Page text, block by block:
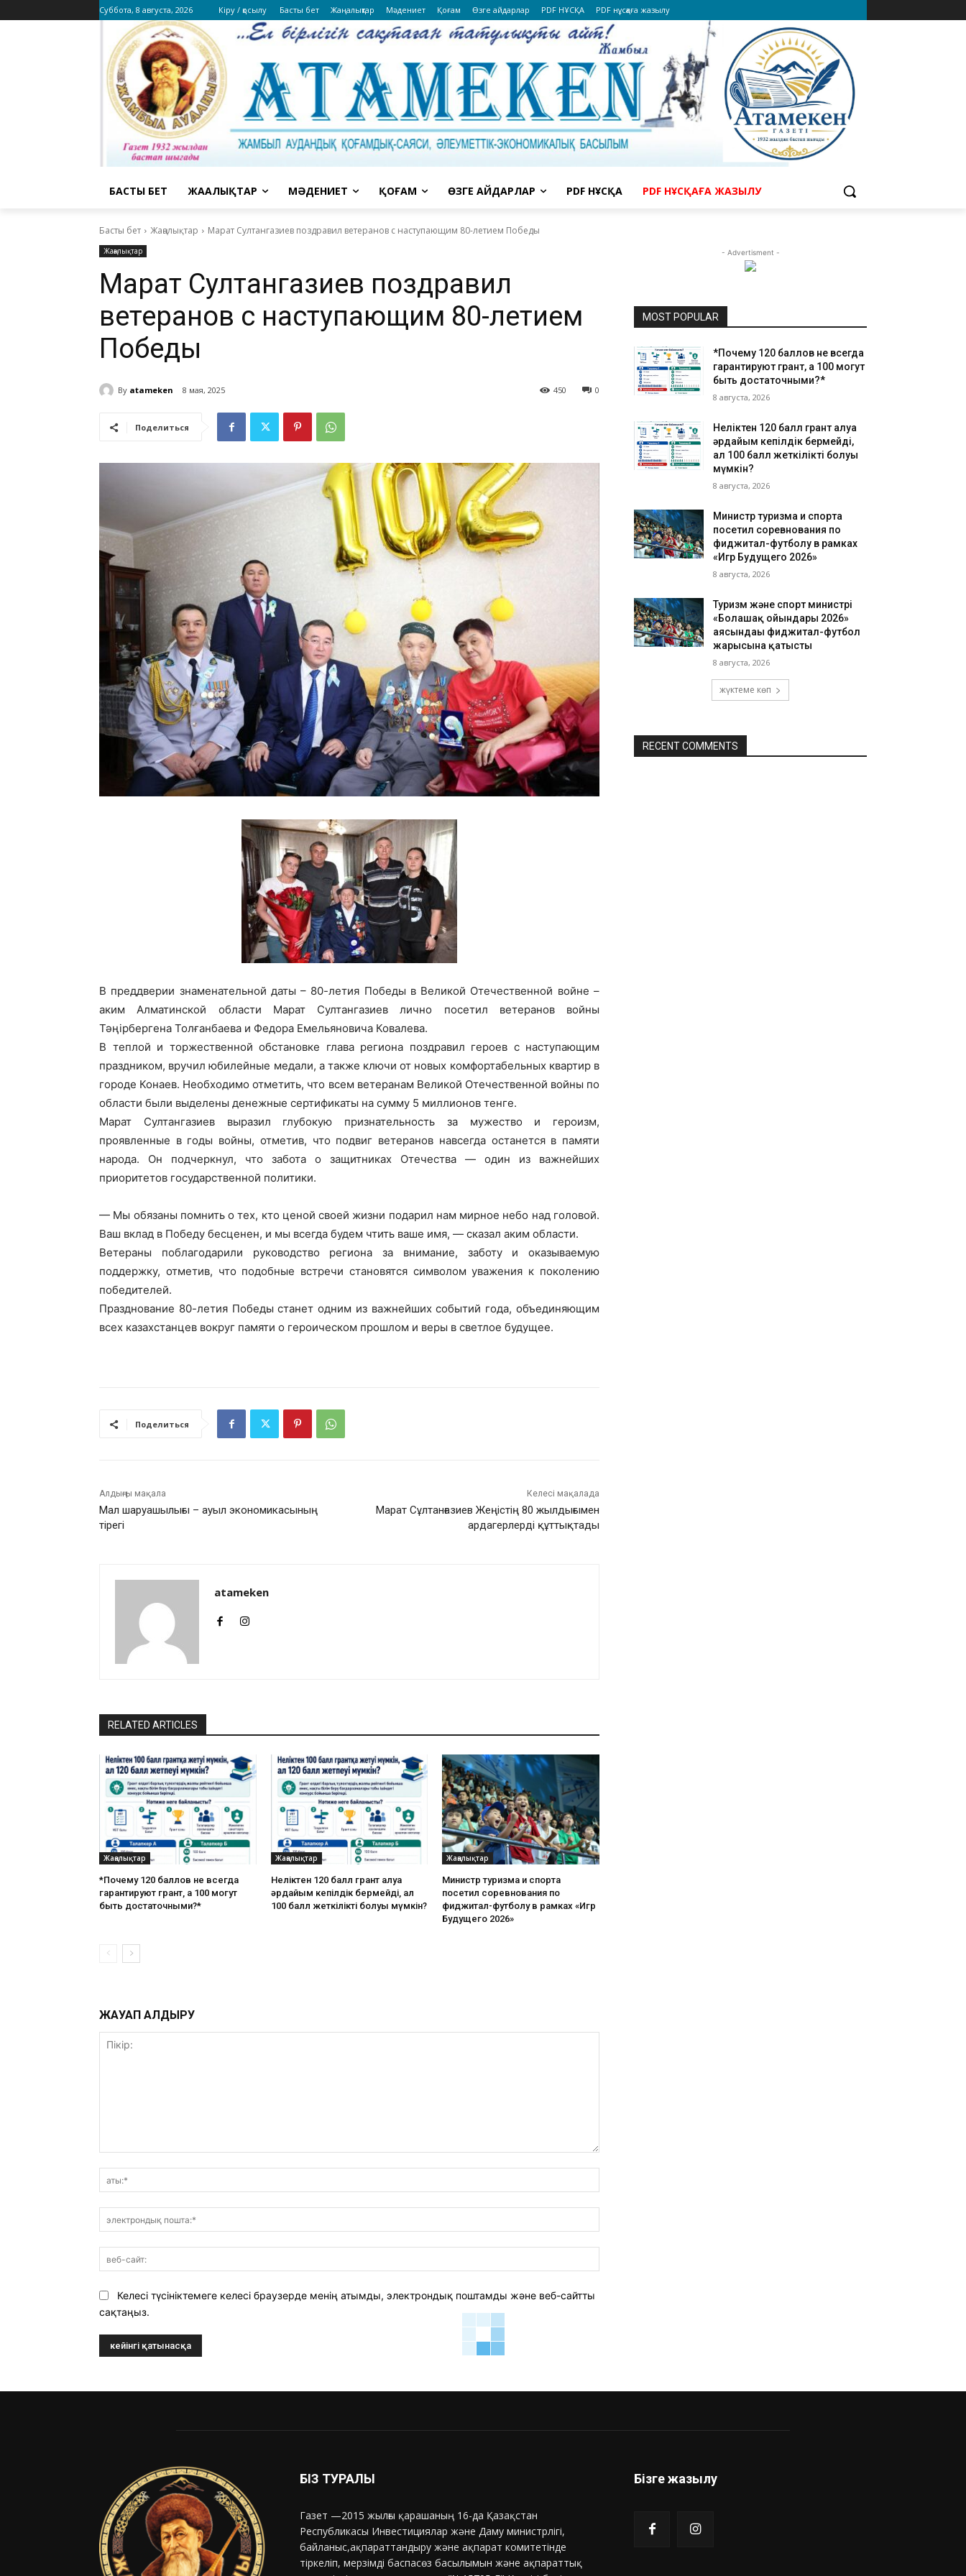
Суббота, 8 августа, 2026 Кіру / қосылу Басты бет Жаңалықтар Мәдениет Қоғам Өзге айдарлар PDF НҰСҚА PDF нұсқаға жазылу
БАСТЫ БЕТ ЖАҢАЛЫҚТАР МӘДЕНИЕТ ҚОҒАМ ӨЗГЕ АЙДАРЛАР PDF НҰСҚА PDF НҰСҚАҒА ЖАЗЫЛУ
Басты бет Жаңалықтар Марат Султангазиев поздравил ветеранов с наступающим 80-летием Победы
Жаңалықтар
Марат Султангазиев поздравил
ветеранов с наступающим 80-летием
Победы
By atameken 8 мая, 2025 0
450
Поделиться
В преддверии знаменательной даты – 80-летия Победы в Великой Отечественной войне –
аким Алматинской области Марат Султангазиев лично посетил ветеранов войны
Тәңірбергена Толғанбаева и Федора Емельяновича Ковалева.
В теплой и торжественной обстановке глава региона поздравил героев с наступающим
праздником, вручил юбилейные медали, а также ключи от новых комфортабельных квартир в
городе Конаев. Необходимо отметить, что всем ветеранам Великой Отечественной войны по
области были выделены денежные сертификаты на сумму 5 миллионов тенге.
Марат Султангазиев выразил глубокую признательность за мужество и героизм,
проявленные в годы войны, отметив, что подвиг ветеранов навсегда останется в памяти
народа. Он подчеркнул, что забота о защитниках Отечества — один из важнейших
приоритетов государственной политики.
— Мы обязаны помнить о тех, кто ценой своей жизни подарил нам мирное небо над головой.
Ваш вклад в Победу бесценен, и мы всегда будем чтить ваше имя, — сказал аким области.
Ветераны поблагодарили руководство региона за внимание, заботу и оказываемую
поддержку, отметив, что подобные встречи становятся символом уважения к поколению
победителей.
Празднование 80-летия Победы станет одним из важнейших событий года, объединяющим
всех казахстанцев вокруг памяти о героическом прошлом и веры в светлое будущее.
Поделиться
Алдыңғы мақала
Мал шаруашылығы – ауыл экономикасының
тірегі
Келесі мақалада
Марат Сұлтанғазиев Жеңістің 80 жылдығымен
ардагерлерді құттықтады
atameken
RELATED ARTICLES
Жаңалықтар
*Почему 120 баллов не всегда
гарантируют грант, а 100 могут
быть достаточными?*
Жаңалықтар
Неліктен 120 балл грант алуға
әрдайым кепілдік бермейді, ал
100 балл жеткілікті болуы мүмкін?
Жаңалықтар
Министр туризма и спорта
посетил соревнования по
фиджитал-футболу в рамках «Игр
Будущего 2026»
ЖАУАП ҚАЛДЫРУ
пошта:*
сайт:
Келесі түсініктемеге келесі браузерде менің атымды, электрондық поштамды және веб-сайтты
сақтаңыз.
- Advertisment -
MOST POPULAR
*Почему 120 баллов не всегда
гарантируют грант, а 100 могут
быть достаточными?*
8 августа, 2026
Неліктен 120 балл грант алуға
әрдайым кепілдік бермейді,
ал 100 балл жеткілікті болуы
мүмкін?
8 августа, 2026
Министр туризма и спорта
посетил соревнования по
фиджитал-футболу в рамках
«Игр Будущего 2026»
8 августа, 2026
Туризм және спорт министрі
«Болашақ ойындары 2026»
аясындағы фиджитал-футбол
жарысына қатысты
8 августа, 2026
жүктеме көп
RECENT COMMENTS
БІЗ ТУРАЛЫ
Газет —2015 жылғы қарашаның 16-да Қазақстан
Республикасы Инвестициялар және Даму министрлігі,
байланыс,ақпараттандыру және ақпарат комитетінде
тіркеліп, мерзімді баспасөз басылымын және ақпараттық
Бізге жазылу